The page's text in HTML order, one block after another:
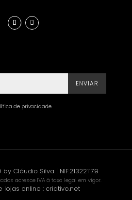
ENVIAR
de privacidade.
by Cláudio Silva | NIF:213221179
acresce IVA à taxa legal em vigor.
lojas online : criativo.net